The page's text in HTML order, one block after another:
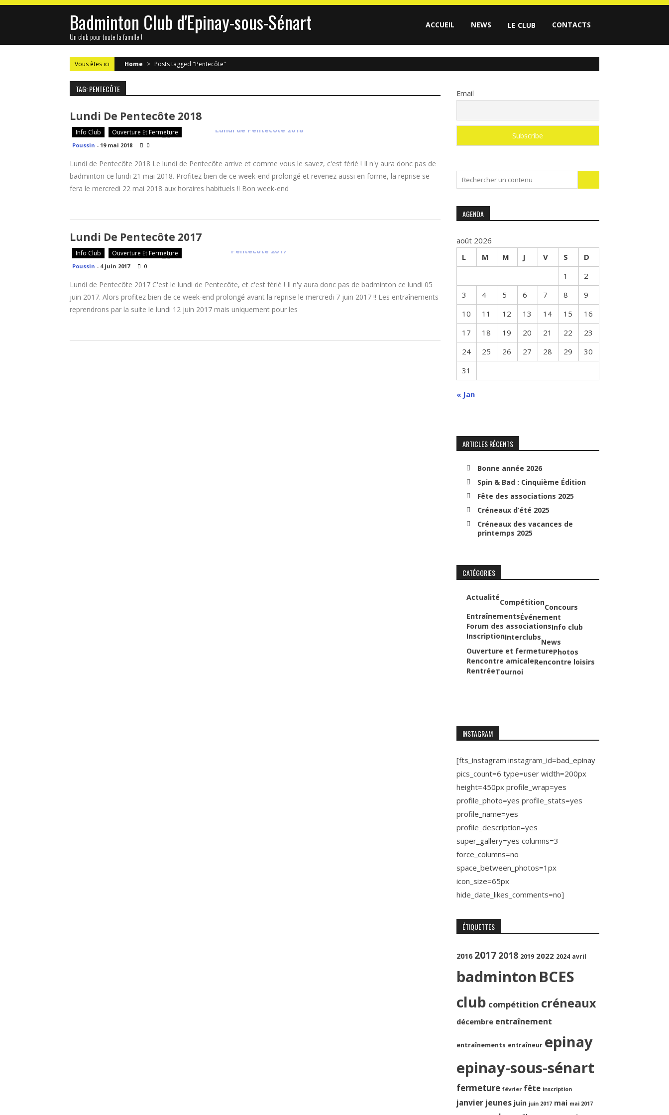
Skip
Badminton Club d'Epinay-sous-Sénart
Un club pour toute la famille !
ACCUEIL NEWS LE CLUB CONTACTS
Vous êtes ici Home > Posts tagged "Pentecôte"
TAG: PENTECÔTE
Lundi De Pentecôte 2018
Info Club Ouverture Et Fermeture
Poussin - 19 mai 2018 0
Lundi de Pentecôte 2018 Le lundi de Pentecôte arrive et comme vous le savez, c'est férié ! Il n'y aura donc pas de
badminton ce lundi 21 mai 2018. Profitez bien de ce week-end prolongé et revenez aussi en forme, la reprise se
fera le mercredi 22 mai 2018 aux horaires habituels !! Bon week-end
Lundi De Pentecôte 2017
Info Club Ouverture Et Fermeture
Poussin - 4 juin 2017 0
Lundi de Pentecôte 2017 C'est le lundi de Pentecôte, et c'est férié ! Il n'y aura donc pas de badminton ce lundi 05
juin 2017. Alors profitez bien de ce week-end prolongé avant la reprise le mercredi 7 juin 2017 !! Les entraînements
reprendrons par la suite le lundi 12 juin 2017 mais uniquement pour les
Email
for:
AGENDA
août 2026
L
M M J V S
D
1
2
3
4 5 6 7 8
9
10
11 12 13 14 15
16
17
18 19 20 21 22
23
24
25 26 27 28 29
30
31
« Jan
ARTICLES RÉCENTS
Bonne année 2026
Spin & Bad : Cinquième Édition
Fête des associations 2025
Créneaux d’été 2025
Créneaux des vacances de
printemps 2025
CATÉGORIES
Actualité
Compétition
Concours
EntraînementsÉvénement
Forum des associationsInfo club
InscriptionInterclubs
News
Ouverture et fermeturePhotos
Rencontre amicaleRencontre loisirs
RentréeTournoi
INSTAGRAM
[fts_instagram instagram_id=bad_epinay
pics_count=6 type=user width=200px
height=450px profile_wrap=yes
profile_photo=yes profile_stats=yes
profile_name=yes
profile_description=yes
super_gallery=yes columns=3
force_columns=no
space_between_photos=1px
icon_size=65px
hide_date_likes_comments=no]
ÉTIQUETTES
2016 2017 2018 2019 2022 2024 avril
badminton BCES
club compétition créneaux
décembre entraînement
entraînements entraîneur epinay
epinay-sous-sénart
fermeture février fête inscription
janvier jeunes juin juin 2017 mai mai 2017